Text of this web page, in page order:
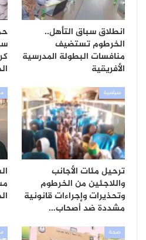
انطلاق سباق التأهل..
الخرطوم تستضيف
منافسات البطولة المدرسية
الأفريقية
سياسية
ترحيل مئات الأجانب
واللاجئين من الخرطوم
وتحذيرات وإجراءات قانونية
مشددة ضد أصحاب…
صحة